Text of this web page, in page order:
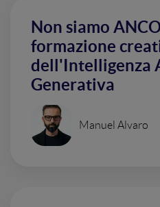
Non siamo
formazione
dell'Intelligenza
Generativa
Manuel Alvaro